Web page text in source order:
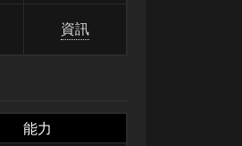
資訊
能力